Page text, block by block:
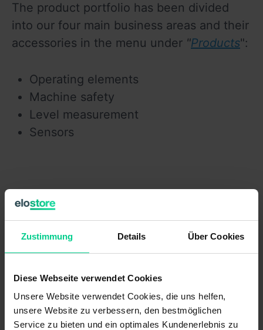
Zustimmung Details Über Cookies
Diese Webseite verwendet Cookies
Unsere Website verwendet Cookies, die uns helfen,
unsere Website zu verbessern, den bestmöglichen
Service zu bieten und ein optimales Kundenerlebnis zu
The product portfolio has been divided
into our four main business areas and their
accessories in the menu under "Products":
Operating elements
Machine safety
Level measurement
Sensors
Related help topics